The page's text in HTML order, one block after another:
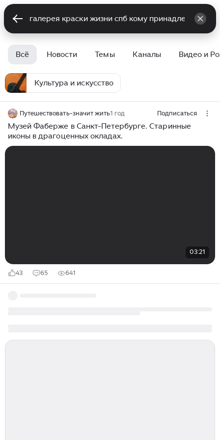
Всё Новости Темы Каналы Видео и
Культура и искусство
Путешествовать-значит жить1 год Подписаться
Музей Фаберже в Санкт-Петербурге. Старинные
иконы в драгоценных окладах.
03:21
43 65 641